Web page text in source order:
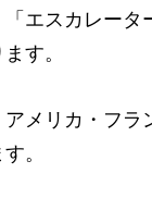
エスカレー
す。
メリカ・フ
。